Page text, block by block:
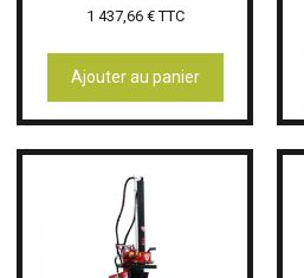
1 437,66 €TTC
Ajouter au panier